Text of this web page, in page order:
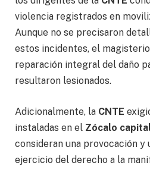
violencia registrados en
Aunque no se precisaron
estos incidentes, el
reparación integral del daño
resultaron lesionados.
Adicionalmente, la CNTE
instaladas en el Zócalo
consideran una provocación y
ejercicio del derecho a la